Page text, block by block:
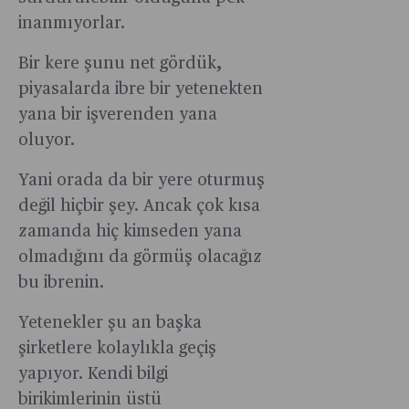
inanmıyorlar.
Bir kere şunu net gördük,
piyasalarda ibre bir yetenekten
yana bir işverenden yana
oluyor.
Yani orada da bir yere oturmuş
değil hiçbir şey. Ancak çok kısa
zamanda hiç kimseden yana
olmadığını da görmüş olacağız
bu ibrenin.
Yetenekler şu an başka
şirketlere kolaylıkla geçiş
yapıyor. Kendi bilgi
birikimlerinin üstü